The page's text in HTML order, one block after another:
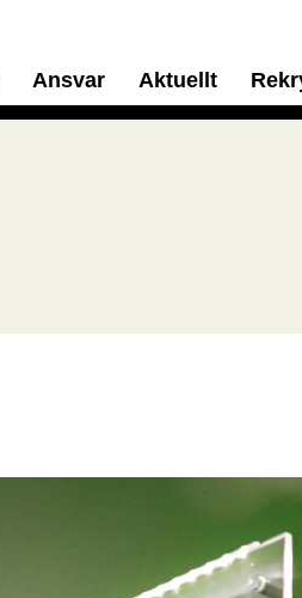
Ansvar Aktuellt